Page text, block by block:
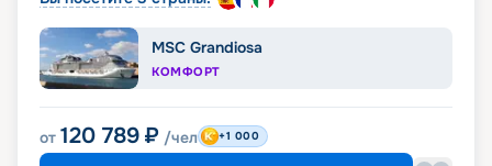
MSC Grandiosa
КОМФОРТ
от 120 789 ₽ /чел +1 000